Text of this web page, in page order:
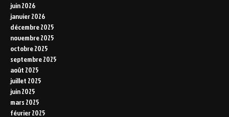
juin 2026
janvier 2026
décembre 2025
novembre 2025
octobre 2025
septembre 2025
août 2025
juillet 2025
juin 2025
mars 2025
février 2025